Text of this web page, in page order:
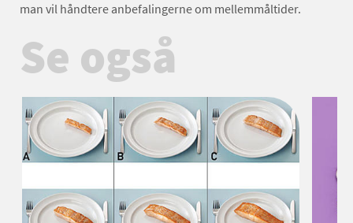
man vil håndtere anbefalingerne om mellemmåltider.
Se også